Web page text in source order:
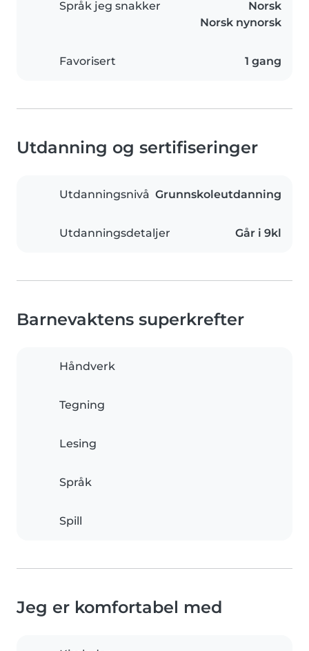
Språk jeg snakker
Norsk
Norsk nynorsk
Favorisert 1 gang
Utdanning og sertifiseringer
Utdanningsnivå Grunnskoleutdanning
Utdanningsdetaljer Går i 9kl
Barnevaktens superkrefter
Håndverk
Tegning
Lesing
Språk
Spill
Jeg er komfortabel med